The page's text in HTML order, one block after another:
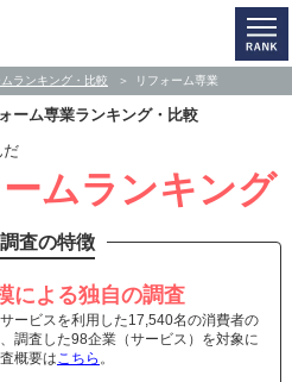
ランキング・比較 リフォーム専業
ーム専業ランキング・比較
だ
ムランキング
査の特徴
による独自の調査
ービスを利用した17,540名の消費者の
調査した98企業（サービス）を対象に
概要はこちら 。